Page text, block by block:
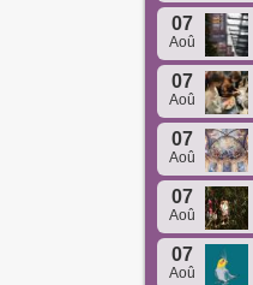
07
Aoû
07
Aoû
07
Aoû
07
Aoû
07
Aoû